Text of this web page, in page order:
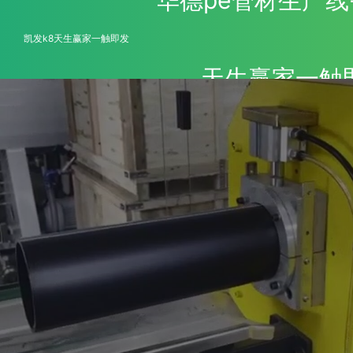
凯发k8天生赢家一触即发
天生赢家一触